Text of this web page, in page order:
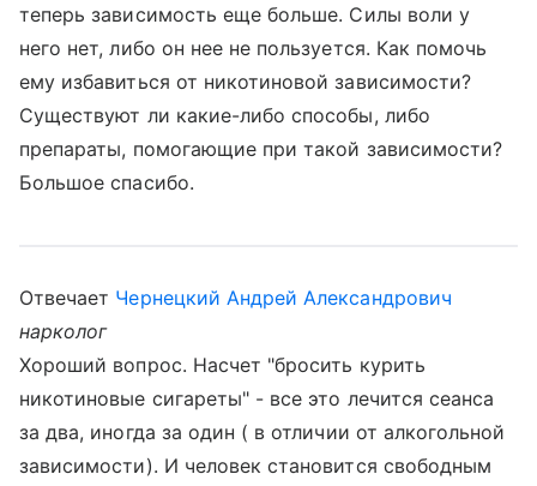
теперь зависимость еще больше. Силы воли у
него нет, либо он нее не пользуется. Как помочь
ему избавиться от никотиновой зависимости?
Существуют ли какие-либо способы, либо
препараты, помогающие при такой зависимости?
Большое спасибо.
Отвечает Чернецкий Андрей Александрович
нарколог
Хороший вопрос. Насчет "бросить курить
никотиновые сигареты" - все это лечится сеанса
за два, иногда за один ( в отличии от алкогольной
зависимости). И человек становится свободным